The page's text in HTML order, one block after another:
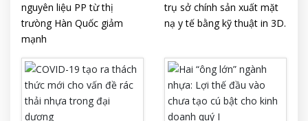
nguyên liệu PP từ thị
trưòng Hàn Quốc giảm
mạnh
trụ sở chính sản xuất mặt
nạ y tế bằng kỹ thuật in 3D.